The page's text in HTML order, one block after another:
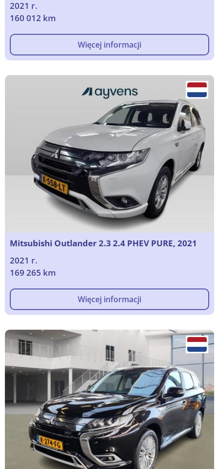
2021 г.
160 012 km
Więcej informacji
Mitsubishi Outlander 2.3 2.4 PHEV PURE, 2021
2021 г.
169 265 km
Więcej informacji